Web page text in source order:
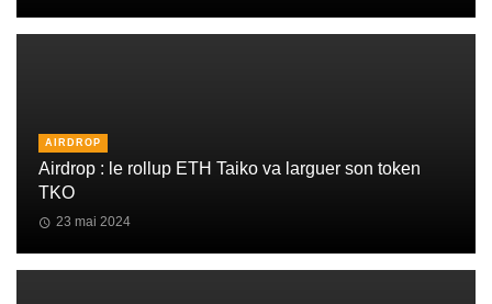
AIRDROP
Airdrop : le rollup ETH Taiko va larguer son token
TKO
23 mai 2024